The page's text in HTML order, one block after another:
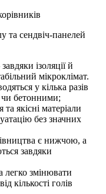
та сендвіч-панелей
ізоляції й
мікроклімат.
у кілька разів
бетонними;
та якісні матеріали
без значних
є нижчою, а
завдяки
легко змінювати
кількості голів